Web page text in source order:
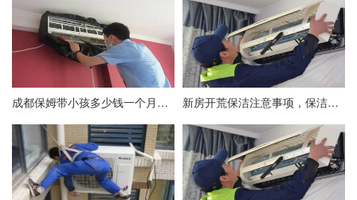
成都保姆带小孩多少钱一个月？附成都保姆价格表 新房开荒保洁注意事项，保洁不彻底后期入住后患无穷！